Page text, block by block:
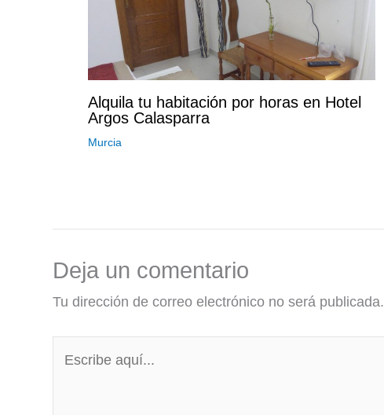
Alquila tu habitación por horas en Hotel
Argos Calasparra
Murcia
Deja un comentario
Tu dirección de correo electrónico no será publicada.